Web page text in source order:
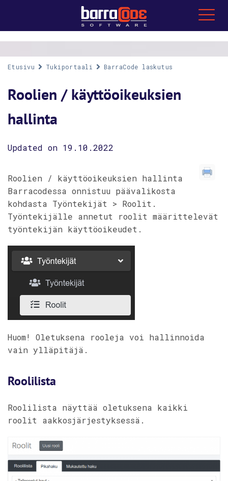
Etusivu Tukiportaali BarraCode laskutus
Roolien / käyttöoikeuksien
hallinta
Updated on 19.10.2022
Roolien / käyttöoikeuksien hallinta
Barracodessa onnistuu päävalikosta
kohdasta Työntekijät > Roolit.
Työntekijälle annetut roolit määrittelevät
työntekijän käyttöoikeudet.
Huom! Oletuksena rooleja voi hallinnoida
vain ylläpitäjä.
Roolilista
Roolilista näyttää oletuksena kaikki
roolit aakkosjärjestyksessä.